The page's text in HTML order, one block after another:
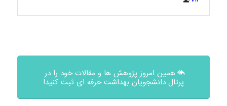
همین امروز پژوهش ها و مقالات خود را در
پرتال دانشجویان بهداشت حرفه ای ثبت کنید!